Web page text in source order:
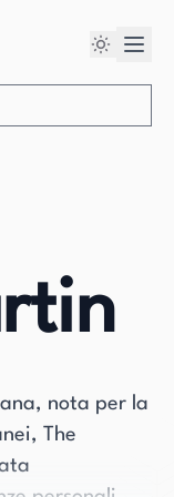
nota per la
The